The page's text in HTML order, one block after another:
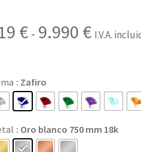
€ - 9.990 €Rango
desde
119 €
hasta
I.V.A.
: Zafiro
: Oro blanco 750 mm 18k